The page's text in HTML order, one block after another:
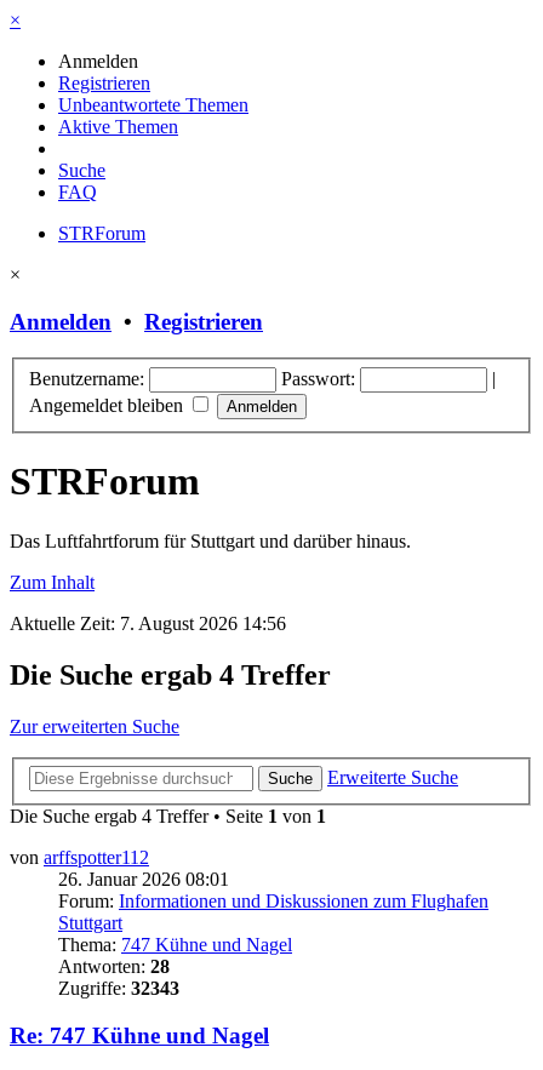
×
Anmelden
Registrieren
Unbeantwortete Themen
Aktive Themen
Suche
FAQ
STRForum
×
Anmelden • Registrieren
Benutzername: Passwort:
|
Angemeldet bleiben
STRForum
Das Luftfahrtforum für Stuttgart und darüber hinaus.
Zum Inhalt
Aktuelle Zeit: 7. August 2026 14:56
Die Suche ergab 4 Treffer
Zur erweiterten Suche
Suche
Erweiterte Suche
Die Suche ergab 4 Treffer • Seite 1 von 1
von arffspotter112
26. Januar 2026 08:01
Forum: Informationen und Diskussionen zum Flughafen
Stuttgart
Thema: 747 Kühne und Nagel
Antworten: 28
Zugriffe: 32343
Re: 747 Kühne und Nagel